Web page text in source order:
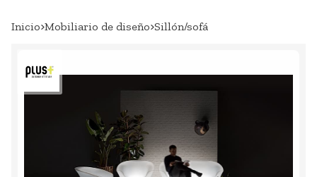
Inicio mobiliario de diseño sillón/sofá